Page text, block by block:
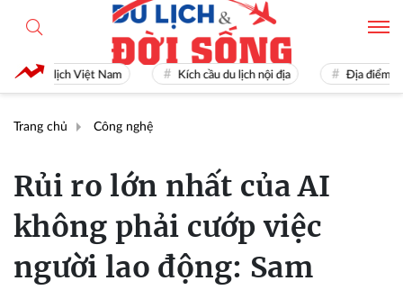
Du lịch Việt Nam Kích cầu du lịch nội địa Địa điểm du
Trang chủ Công nghệ
Rủi ro lớn nhất của AI
không phải cướp việc
người lao động: Sam